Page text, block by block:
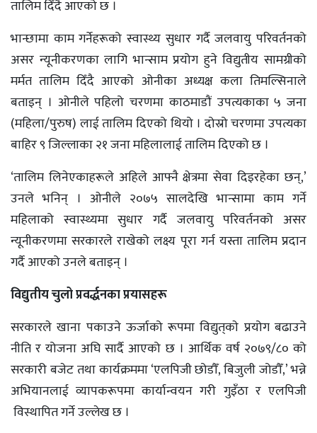
तालिम दिँदै आएको छ ।
भान्छामा काम गर्नेहरूको स्वास्थ्य सुधार गर्दै जलवायु परिवर्तनको
असर न्यूनीकरणका लागि भान्साम प्रयोग हुने विद्युतीय सामग्रीको
मर्मत तालिम दिँदै आएको ओनीका अध्यक्ष कला तिमल्सिनाले
बताइन् । ओनीले पहिलो चरणमा काठमाडौं उपत्यकाका ५ जना
(महिला/पुरुष) लाई तालिम दिएको थियो । दोस्रो चरणमा उपत्यका
बाहिर ९ जिल्लाका २१ जना महिलालाई तालिम दिएको छ ।
‘तालिम लिनेएकाहरूले अहिले आफ्नै क्षेत्रमा सेवा दिइरहेका छन्,’
उनले भनिन् । ओनीले २०७५ सालदेखि भान्सामा काम गर्ने
महिलाको स्वास्थ्यमा सुधार गर्दै जलवायु परिवर्तनको असर
न्यूनीकरणमा सरकारले राखेको लक्ष्य पूरा गर्न यस्ता तालिम प्रदान
गर्दै आएको उनले बताइन् ।
विद्युतीय चुलो प्रवर्द्धनका प्रयासहरू
सरकारले खाना पकाउने ऊर्जाको रूपमा विद्युत्‌काे प्रयोग बढाउने
नीति र योजना अघि सार्दै आएको छ । आर्थिक वर्ष २०७९/८० को
सरकारी बजेट तथा कार्यक्रममा ‘एलपिजी छोडौँ, बिजुली जोडौँ,’ भन्ने
अभियानलाई व्यापकरूपमा कार्यान्वयन गरी गुइँठा र एलपिजी
विस्थापित गर्ने उल्लेख छ ।